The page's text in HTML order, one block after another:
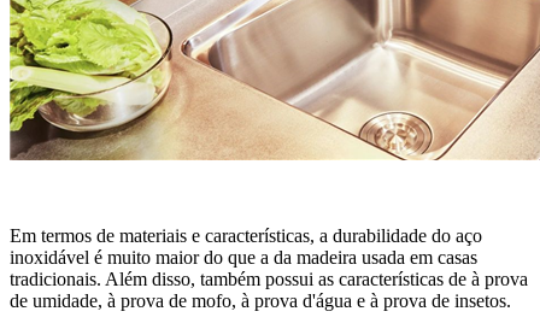
Em termos de materiais e características, a durabilidade do aço
inoxidável é muito maior do que a da madeira usada em casas
tradicionais. Além disso, também possui as características de à prova
de umidade, à prova de mofo, à prova d'água e à prova de insetos.